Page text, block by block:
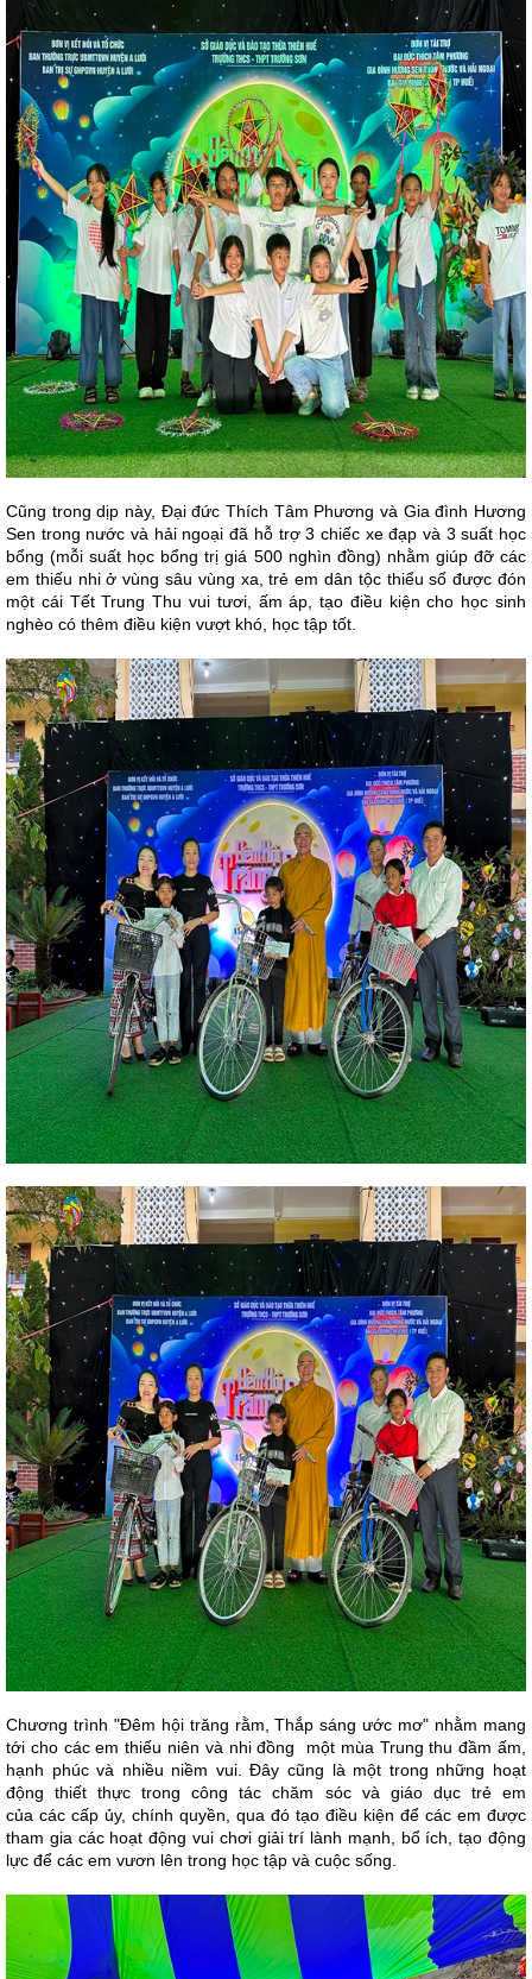
Cũng trong dịp này, Đại đức Thích Tâm Phương và Gia đình Hương
Sen trong nước và hải ngoại đã hỗ trợ 3 chiếc xe đạp và 3 suất học
bổng (mỗi suất học bổng trị giá 500 nghìn đồng) nhằm giúp đỡ các
em thiếu nhi ở vùng sâu vùng xa, trẻ em dân tộc thiểu số được đón
một cái Tết Trung Thu vui tươi, ấm áp, tạo điều kiện cho học sinh
nghèo có thêm điều kiện vượt khó, học tập tốt.
Chương trình "Đêm hội trăng rằm, Thắp sáng ước mơ" nhằm mang
tới cho các em thiếu niên và nhi đồng một mùa Trung thu đầm ấm,
hạnh phúc và nhiều niềm vui. Đây cũng là một trong những hoạt
động thiết thực trong công tác chăm sóc và giáo dục trẻ em
của các cấp ủy, chính quyền, qua đó tạo điều kiện để các em được
tham gia các hoạt động vui chơi giải trí lành mạnh, bổ ích, tạo động
lực để các em vươn lên trong học tập và cuộc sống.